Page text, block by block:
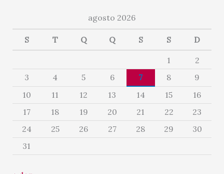
agosto 2026
S T Q Q S S D
1
2
3
4 5 6 7 8
9
10
11 12 13 14 15
16
17
18 19 20 21 22
23
24
25 26 27 28 29
30
31